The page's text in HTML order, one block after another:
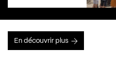
En découvrir plus